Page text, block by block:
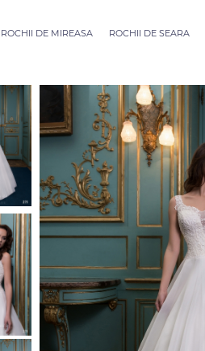
ROCHII DE MIREASA
Seville
Thessaloniki
Athens
Melody
Vienna
Dubai Couture
Rome
ROCHII DE SEARA
Allure